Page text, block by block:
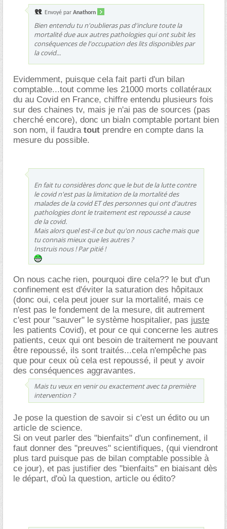
Envoyé par Anathorn
Bien entendu tu n'oublieras pas d'inclure toute la
mortalité due aux autres pathologies qui ont subit les
conséquences de l'occupation des lits disponibles par
la covid...
Evidemment, puisque cela fait parti d'un bilan
comptable...tout comme les 21000 morts collatéraux
du au Covid en France, chiffre entendu plusieurs fois
sur des chaines tv, mais je n'ai pas de sources (pas
cherché encore), donc un bialn comptable portant bien
son nom, il faudra tout prendre en compte dans la
mesure du possible.
En fait tu considères donc que le but de la lutte contre
le covid n'est pas la limitation de la mortalité des
malades de la covid ET des personnes qui ont d'autres
pathologies dont le traitement est repoussé a cause
de la covid.
Mais alors quel est-il ce but qu'on nous cache mais que
tu connais mieux que les autres ?
Instruis nous ! Par pitié !
On nous cache rien, pourquoi dire cela?? le but d'un
confinement est d'éviter la saturation des hôpitaux
(donc oui, cela peut jouer sur la mortalité, mais ce
n'est pas le fondement de la mesure, dit autrement
c'est pour "sauver" le système hospitalier, pas juste
les patients Covid), et pour ce qui concerne les autres
patients, ceux qui ont besoin de traitement ne pouvant
être repoussé, ils sont traités...cela n'empêche pas
que pour ceux où cela est repoussé, il peut y avoir
des conséquences aggravantes.
Mais tu veux en venir ou exactement avec ta première
intervention ?
Je pose la question de savoir si c'est un édito ou un
article de science.
Si on veut parler des "bienfaits" d'un confinement, il
faut donner des "preuves" scientifiques, (qui viendront
plus tard puisque pas de bilan comptable possible à
ce jour), et pas justifier des "bienfaits" en biaisant dès
le départ, d'où la question, article ou édito?